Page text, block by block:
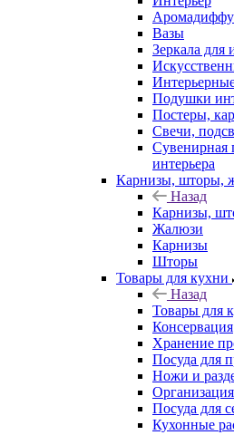
Вазы
Зеркала для
Подушки
Постеры,
Свечи,
Сувенирная
интерьера
Карнизы, шторы,
Назад
Карнизы,
Жалюзи
Карнизы
Шторы
Товары для кухни
Назад
Товары для
Консервация
Хранение
Посуда для
Ножи и
Посуда для
Кухонные